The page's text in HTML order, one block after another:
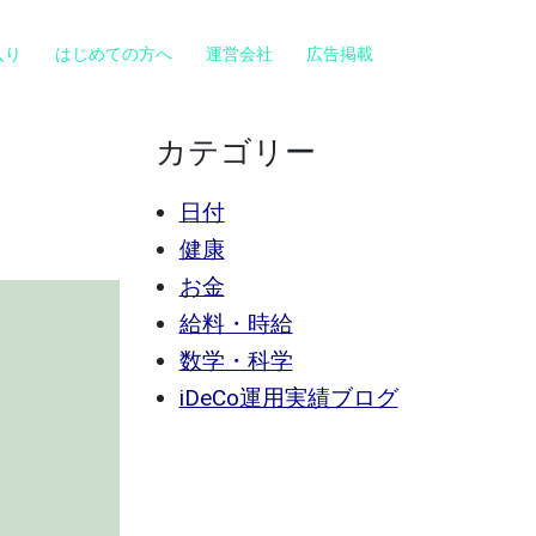
はじめての方へ 運営会社 広告掲載
カテゴリー
日付
健康
お金
給料・時給
数学・科学
iDeCo運用実績ブログ